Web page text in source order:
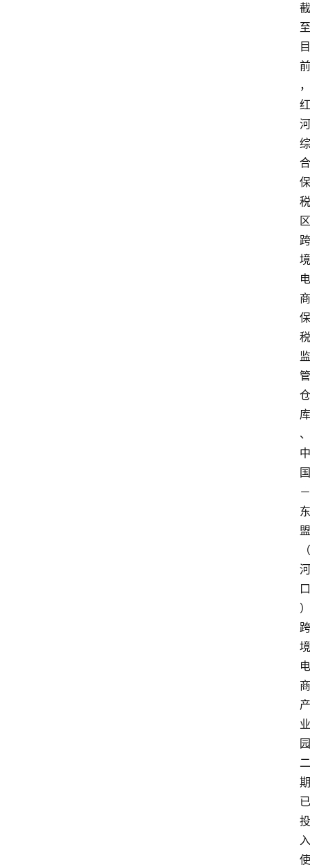
截
至
目
前
，
红
河
综
合
保
税
区
跨
境
电
商
保
税
监
管
仓
库
、
中
国
－
东
盟
（
河
口
）
跨
境
电
商
产
业
园
二
期
已
投
入
使